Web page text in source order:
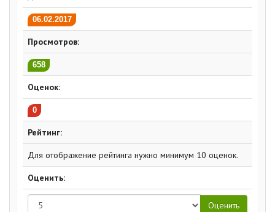
06.02.2017
Просмотров:
658
Оценок:
0
Рейтинг:
Для отображение рейтинга нужно минимум 10 оценок.
Оценить: